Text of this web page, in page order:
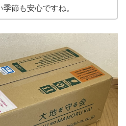
季節も安心ですね。